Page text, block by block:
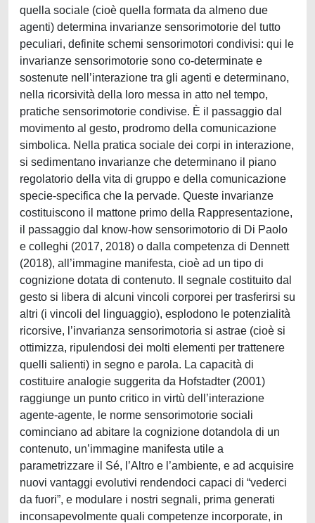
quella sociale (cioè quella formata da almeno due
agenti) determina invarianze sensorimotorie del tutto
peculiari, definite schemi sensorimotori condivisi: qui le
invarianze sensorimotorie sono co-determinate e
sostenute nell’interazione tra gli agenti e determinano,
nella ricorsività della loro messa in atto nel tempo,
pratiche sensorimotorie condivise. È il passaggio dal
movimento al gesto, prodromo della comunicazione
simbolica. Nella pratica sociale dei corpi in interazione,
si sedimentano invarianze che determinano il piano
regolatorio della vita di gruppo e della comunicazione
specie-specifica che la pervade. Queste invarianze
costituiscono il mattone primo della Rappresentazione,
il passaggio dal know-how sensorimotorio di Di Paolo
e colleghi (2017, 2018) o dalla competenza di Dennett
(2018), all’immagine manifesta, cioè ad un tipo di
cognizione dotata di contenuto. Il segnale costituito dal
gesto si libera di alcuni vincoli corporei per trasferirsi su
altri (i vincoli del linguaggio), esplodono le potenzialità
ricorsive, l’invarianza sensorimotoria si astrae (cioè si
ottimizza, ripulendosi dei molti elementi per trattenere
quelli salienti) in segno e parola. La capacità di
costituire analogie suggerita da Hofstadter (2001)
raggiunge un punto critico in virtù dell’interazione
agente-agente, le norme sensorimotorie sociali
cominciano ad abitare la cognizione dotandola di un
contenuto, un’immagine manifesta utile a
parametrizzare il Sé, l’Altro e l’ambiente, e ad acquisire
nuovi vantaggi evolutivi rendendoci capaci di “vederci
da fuori”, e modulare i nostri segnali, prima generati
inconsapevolmente quali competenze incorporate, in